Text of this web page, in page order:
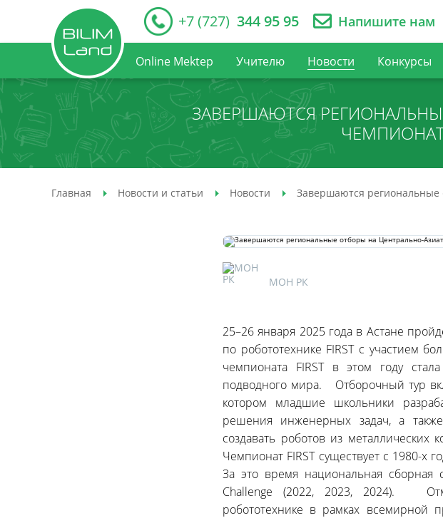
+7 (727) 344 95 95 Напишите нам
Online Mektep Учителю Новости Конкурсы
ЗАВЕРШАЮТСЯ
Главная Новости и статьи Новости Завершаются региональные
МОН РК
25–26 января 2025 года в Астане
по робототехнике FIRSТ с участием
чемпионата FIRST в этом году
подводного мира. Отборочный тур
котором младшие школьники
решения инженерных задач, а также
создавать роботов из
Чемпионат FIRST существует с 1980-х
За это время национальная сборная
Challenge (2022, 2023, 2024).
робототехнике в рамках всемирной